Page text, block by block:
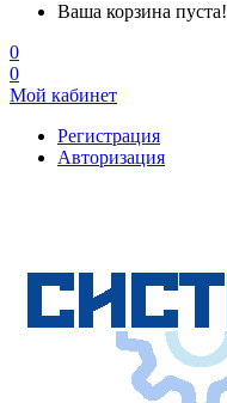
Ваша корзина пуста!
0
0
Мой кабинет
Регистрация
Авторизация